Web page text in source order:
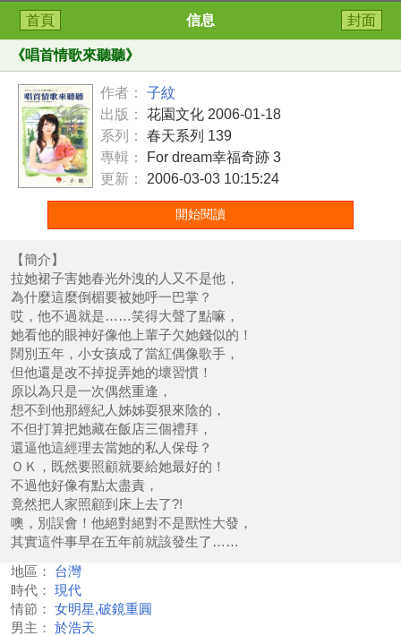
首頁 信息 封面
《唱首情歌來聽聽》
作者：
子紋
出版：
花園文化 2006-01-18
系列：
春天系列 139
專輯：
For dream幸福奇跡 3
更新：
2006-03-03 10:15:24
開始閱讀
【簡介】
拉她裙子害她春光外洩的人又不是他，
為什麼這麼倒楣要被她呼一巴掌？
哎，他不過就是……笑得大聲了點嘛，
她看他的眼神好像他上輩子欠她錢似的！
闊別五年，小女孩成了當紅偶像歌手，
但他還是改不掉捉弄她的壞習慣！
原以為只是一次偶然重逢，
想不到他那經紀人姊姊耍狠來陰的，
不但打算把她藏在飯店三個禮拜，
還逼他這經理去當她的私人保母？
ＯＫ，既然要照顧就要給她最好的！
不過他好像有點太盡責，
竟然把人家照顧到床上去了?!
噢，別誤會！他絕對絕對不是獸性大發，
其實這件事早在五年前就該發生了……
地區：
台灣
時代：
現代
情節：
女明星,破鏡重圓
男主：
於浩天